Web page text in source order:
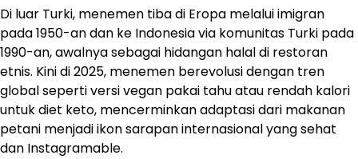
Di luar Turki, menemen tiba di Eropa melalui imigran
pada 1950-an dan ke Indonesia via komunitas Turki pada
1990-an, awalnya sebagai hidangan halal di restoran
etnis. Kini di 2025, menemen berevolusi dengan tren
global seperti versi vegan pakai tahu atau rendah kalori
untuk diet keto, mencerminkan adaptasi dari makanan
petani menjadi ikon sarapan internasional yang sehat
dan Instagramable.